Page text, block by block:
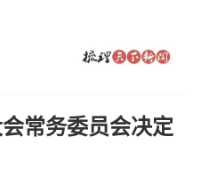
常务委员会决定